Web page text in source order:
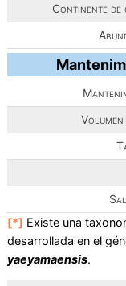
Continente de
[*] Existe una
desarrollada en el
yaeyamaensis.